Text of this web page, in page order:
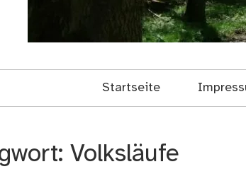
Startseite
Volksläufe